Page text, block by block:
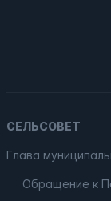
СЕЛЬСОВЕТ
Глава
Обращение к